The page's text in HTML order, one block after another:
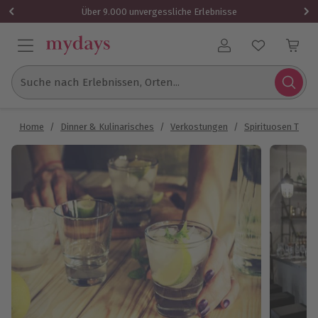
Über 9.000 unvergessliche Erlebnisse
Benutzerkonto
Suche nach Erlebnissen, Orten...
Home / Dinner & Kulinarisches / Verkostungen / Spirituosen